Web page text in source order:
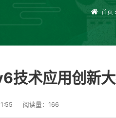
首页
技术应用创新
阅读量： 166